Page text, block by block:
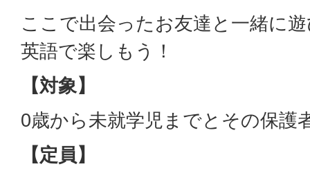
ここで出会ったお友達と一緒に
英語で楽しもう！
【対象】
0歳から未就学児までとその保護
【定員】